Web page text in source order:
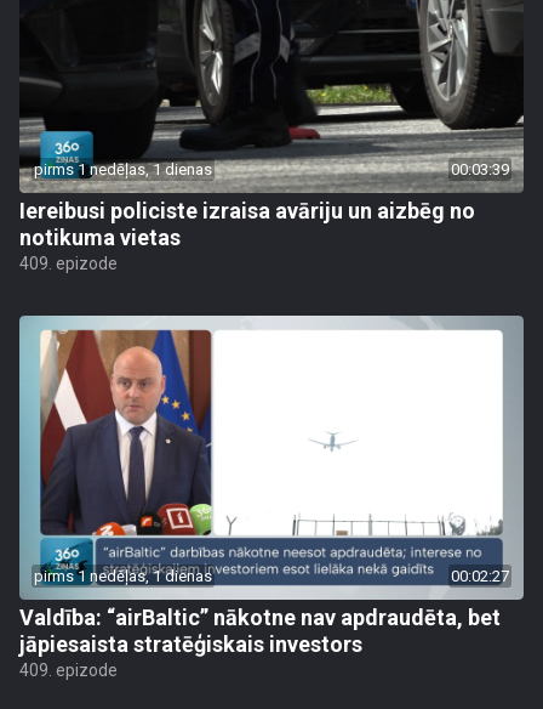
pirms 1 nedēļas, 1 dienas 00:03:39
Iereibusi policiste izraisa avāriju un aizbēg no
notikuma vietas
409. epizode
pirms 1 nedēļas, 1 dienas 00:02:27
Valdība: “airBaltic” nākotne nav apdraudēta, bet
jāpiesaista stratēģiskais investors
409. epizode